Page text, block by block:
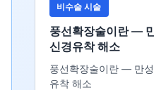
비수술 시술
풍선확장술이란 —
신경유착 해소
풍선확장술이란 — 만
유착 해소